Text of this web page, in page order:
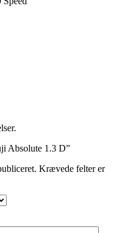
Absolute 1.3 D”
Krævede felter er